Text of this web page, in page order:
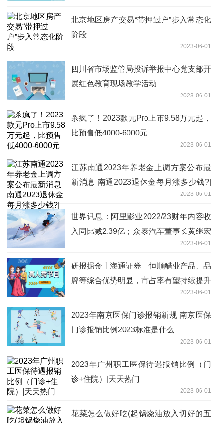
北京地区房产交易“带押过户”步入常态化
阶段
2023-06-01
四川省市场监管局投诉举报中心党支部开
展红色教育现场教学活动
2023-06-01
杀疯了！2023款元Pro上市9.58万元起，
比预售低4000-6000元
2023-06-01
江苏南通2023年养老金上调方案公布最
新消息 南通2023退休金每月涨多少钱?|
2023-06-01
世界讯息：阿里影业2022/23财年内容收
入同比减2.39亿；众泰汽车董事长黄继宏
2023-06-01
研报掘金丨海通证券：恒顺醋业产品、品
牌等综合优势明显，市占率有望持续提升
2023-06-01
2023年南京医保门诊报销新规 南京医保
门诊报销比例2023标准是什么
2023-06-01
2023年广州职工医保待遇报销比例（门
诊+住院）|天天热门
2023-06-01
花菜怎么做好吃(起锅烧油放入切好的五